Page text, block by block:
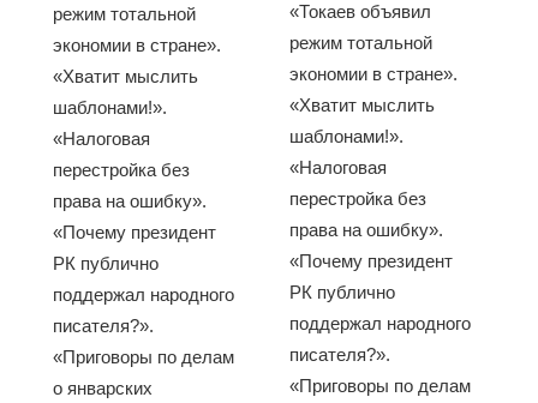
режим тотальной
экономии в стране».
«Хватит мыслить
шаблонами!».
«Налоговая
перестройка без
права на ошибку».
«Почему президент
РК публично
поддержал народного
писателя?».
«Приговоры по делам
о январских
«Токаев объявил
режим тотальной
экономии в стране».
«Хватит мыслить
шаблонами!».
«Налоговая
перестройка без
права на ошибку».
«Почему президент
РК публично
поддержал народного
писателя?».
«Приговоры по делам